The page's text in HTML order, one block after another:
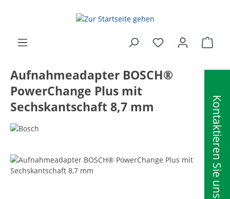
Kontaktieren Sie uns
Aufnahmeadapter BOSCH®
PowerChange Plus mit
Sechskantschaft 8,7 mm
Bildergalerie überspringen